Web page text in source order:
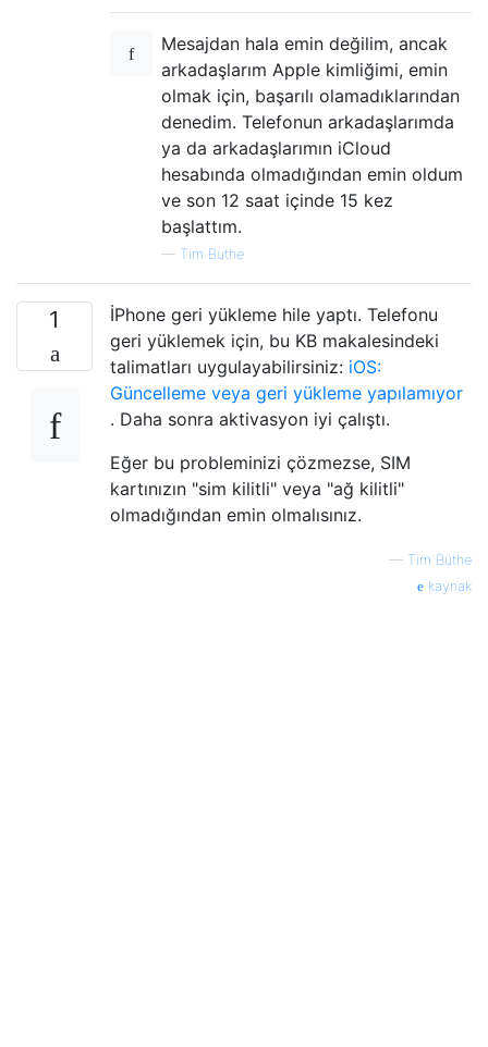
Mesajdan hala emin değilim, ancak
arkadaşlarım Apple kimliğimi, emin
olmak için, başarılı olamadıklarından
denedim. Telefonun arkadaşlarımda
ya da arkadaşlarımın iCloud
hesabında olmadığından emin oldum
ve son 12 saat içinde 15 kez
başlattım.
— Tim Büthe
1
İPhone geri yükleme hile yaptı. Telefonu
geri yüklemek için, bu KB makalesindeki
talimatları uygulayabilirsiniz: iOS:
Güncelleme veya geri yükleme yapılamıyor
. Daha sonra aktivasyon iyi çalıştı.
Eğer bu probleminizi çözmezse, SIM
kartınızın "sim kilitli" veya "ağ kilitli"
olmadığından emin olmalısınız.
— Tim Büthe
kaynak